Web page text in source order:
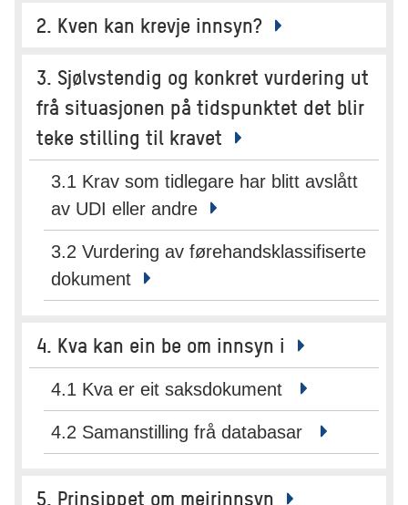
2. Kven kan krevje innsyn?
3. Sjølvstendig og konkret vurdering ut
frå situasjonen på tidspunktet det blir
teke stilling til kravet
3.1 Krav som tidlegare har blitt avslått
av UDI eller andre
3.2 Vurdering av førehandsklassifiserte
dokument
4. Kva kan ein be om innsyn i
4.1 Kva er eit saksdokument
4.2 Samanstilling frå databasar
5. Prinsippet om meirinnsyn